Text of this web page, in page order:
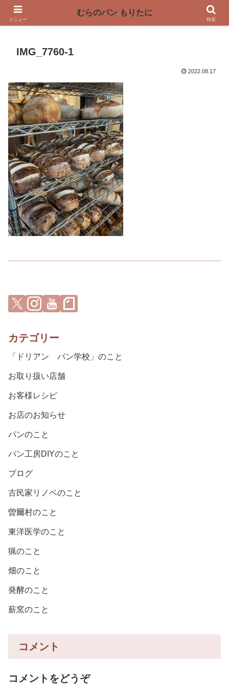
〜奈良県曽爾村の薪窯パン屋〜
IMG_7760-1
2022.08.17
カテゴリー
「ドリアン パン学校」のこと
お取り扱い店舗
お客様レシピ
お店のお知らせ
パンのこと
パン工房DIYのこと
ブログ
古民家リノベのこと
曽爾村のこと
東洋医学のこと
猟のこと
畑のこと
発酵のこと
薪窯のこと
コメント
コメントをどうぞ
メニュー
むらのパン もりたに
検索